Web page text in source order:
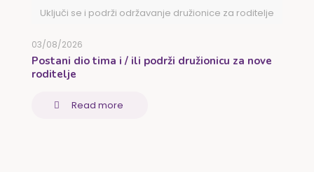
Uključi se i podrži održavanje družionice za roditelje
03/08/2026
Postani dio tima i / ili podrži družionicu za nove
roditelje
Read more